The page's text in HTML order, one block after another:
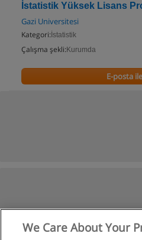
İstatistik Yüksek Lisans
Gazi Universitesi
Kategori: İstatistik
Çalışma şekli: Kurumda
E-posta
We Care About Your